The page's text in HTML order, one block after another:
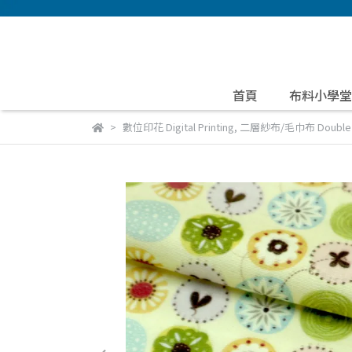
首頁 布料小學堂
數位印花 Digital Printing, 二層紗布/毛巾布